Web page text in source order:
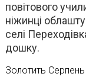
повітового
ніжинці
селі
дошку.
Золотить Серпень